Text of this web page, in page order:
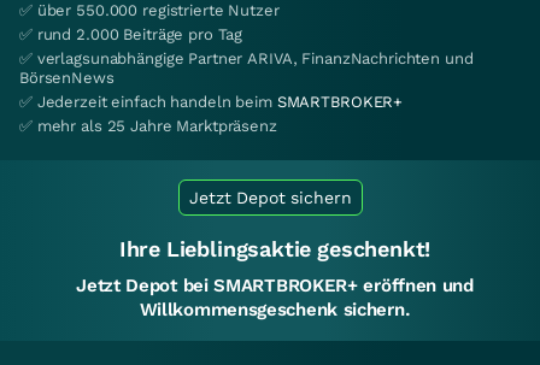
✅ über 550.000 registrierte Nutzer
✅ rund 2.000 Beiträge pro Tag
✅ verlagsunabhängige Partner ARIVA, FinanzNachrichten und
BörsenNews
✅ Jederzeit einfach handeln beim SMARTBROKER+
✅ mehr als 25 Jahre Marktpräsenz
Jetzt Depot sichern
Ihre Lieblingsaktie geschenkt!
Jetzt Depot bei SMARTBROKER+ eröffnen und
Willkommensgeschenk sichern.